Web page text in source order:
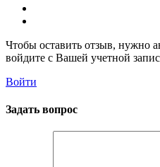
Чтобы оставить отзыв, нужно
войдите с Вашей учетной
Войти
Задать вопрос